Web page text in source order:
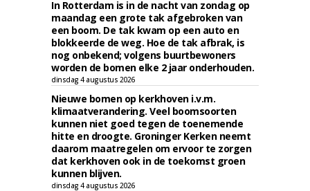
In Rotterdam is in de nacht van zondag op
maandag een grote tak afgebroken van
een boom. De tak kwam op een auto en
blokkeerde de weg. Hoe de tak afbrak, is
nog onbekend; volgens buurtbewoners
worden de bomen elke 2 jaar onderhouden.
dinsdag 4 augustus 2026
Nieuwe bomen op kerkhoven i.v.m.
klimaatverandering. Veel boomsoorten
kunnen niet goed tegen de toenemende
hitte en droogte. Groninger Kerken neemt
daarom maatregelen om ervoor te zorgen
dat kerkhoven ook in de toekomst groen
kunnen blijven.
dinsdag 4 augustus 2026